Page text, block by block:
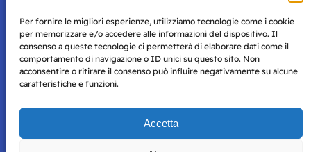
Per fornire le migliori esperienze, utilizziamo tecnologie come i cookie
per memorizzare e/o accedere alle informazioni del dispositivo. Il
consenso a queste tecnologie ci permetterà di elaborare dati come il
comportamento di navigazione o ID unici su questo sito. Non
acconsentire o ritirare il consenso può influire negativamente su alcune
caratteristiche e funzioni.
Accetta
Storie di Napoli è una testata registrata presso il tribunale di